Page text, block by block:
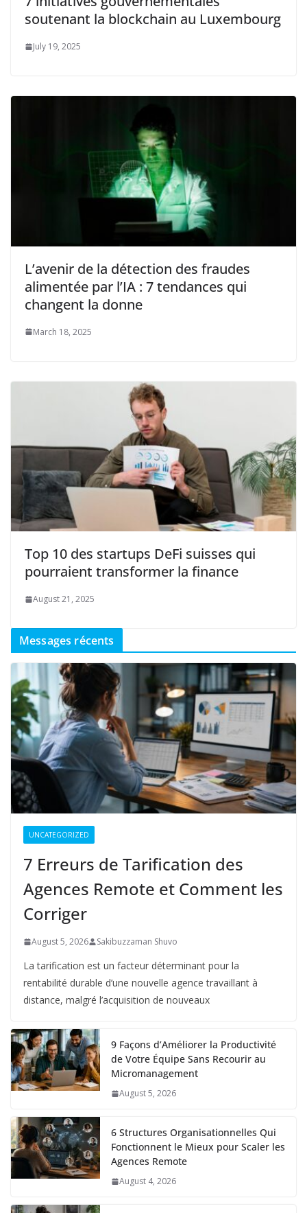
soutenant la blockchain au Luxembourg
July 19, 2025
L’avenir de la détection des fraudes
alimentée par l’IA : 7 tendances qui
changent la donne
March 18, 2025
Top 10 des startups DeFi suisses qui
pourraient transformer la finance
August 21, 2025
Messages récents
UNCATEGORIZED
7 Erreurs de Tarification des
Agences Remote et Comment les
Corriger
August 5, 2026 Sakibuzzaman Shuvo
La tarification est un facteur déterminant pour la
rentabilité durable d’une nouvelle agence travaillant à
distance, malgré l’acquisition de nouveaux
9 Façons d’Améliorer la Productivité
de Votre Équipe Sans Recourir au
Micromanagement
August 5, 2026
6 Structures Organisationnelles Qui
Fonctionnent le Mieux pour Scaler les
Agences Remote
August 4, 2026